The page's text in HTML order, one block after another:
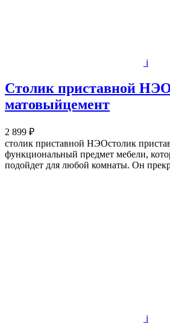
i
Столик приставной
матовыйцемент
2 899 ₽
столик приставной НЭОстолик
функциональный предмет мебели,
подойдет для любой комнаты. Он
i